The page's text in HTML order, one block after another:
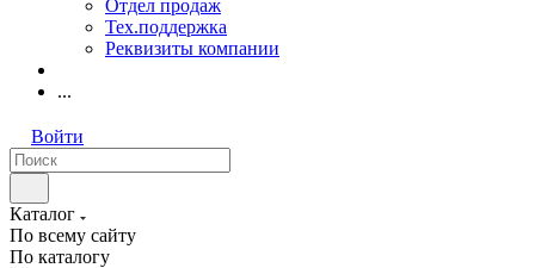
Отдел продаж
Тех.поддержка
Реквизиты компании
...
Войти
Каталог
По всему сайту
По каталогу